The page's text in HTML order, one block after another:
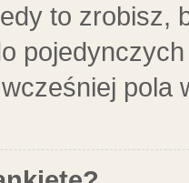
to zrobisz,
pola